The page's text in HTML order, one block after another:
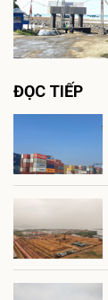
ĐỌC TIẾP